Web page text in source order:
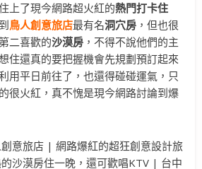
上了現今網路超火紅的熱門打卡住
鳥人創意旅店最有名洞穴房 ，但也很
二喜歡的沙漠房 ，不得不說他們的主
住還真的要把握機會先規劃預訂起來
用平日前往了，也還得碰碰運氣，只
很火紅，真不愧是現今網路討論到爆